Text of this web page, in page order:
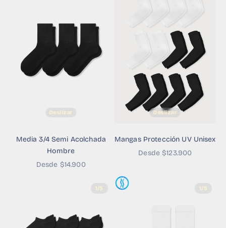
Deslizar
Media 3/4 Semi Acolchada
Hombre
Precio de oferta
Desde $14.900
Deslizar
Mangas Protección UV Unisex
Precio de oferta
Desde $123.900
1/5 1/5